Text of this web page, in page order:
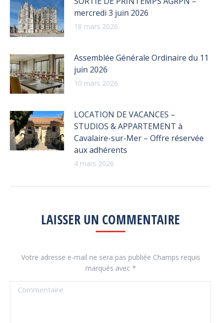
mercredi 3 juin 2026
18 mars 2026
Assemblée Générale Ordinaire du 11
juin 2026
10 mars 2026
LOCATION DE VACANCES –
STUDIOS & APPARTEMENT à
Cavalaire-sur-Mer – Offre réservée
aux adhérents
4 mars 2026
LAISSER UN COMMENTAIRE
Votre adresse e-mail ne sera pas publiée Champs requis
marqués avec *
Commentaire